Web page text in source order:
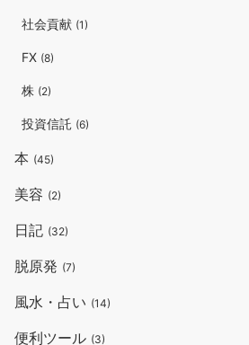
社会貢献 (1)
FX (8)
株 (2)
投資信託 (6)
本 (45)
美容 (2)
日記 (32)
脱原発 (7)
風水・占い (14)
便利ツール (3)